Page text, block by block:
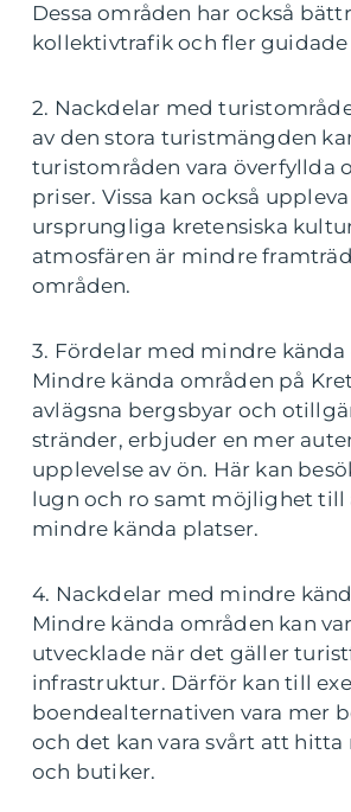
Dessa områden har också
kollektivtrafik och fler guidade
2. Nackdelar med
av den stora turistmängden
turistområden vara överfyllda
priser. Vissa kan också
ursprungliga kretensiska
atmosfären är mindre
områden.
3. Fördelar med mindre kända
Mindre kända områden på
avlägsna bergsbyar och
stränder, erbjuder en mer
upplevelse av ön. Här kan
lugn och ro samt möjlighet till
mindre kända platser.
4. Nackdelar med mindre
Mindre kända områden kan
utvecklade när det gäller
infrastruktur. Därför kan till
boendealternativen vara mer
och det kan vara svårt att hitta
och butiker.